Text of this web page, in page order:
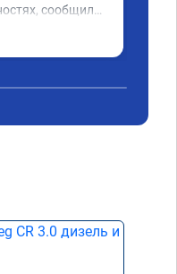
сообщили
назначенное